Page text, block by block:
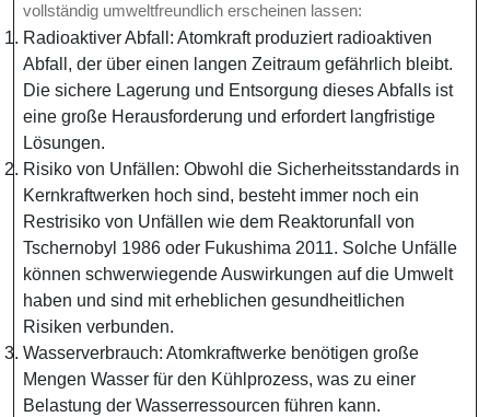
vollständig umweltfreundlich erscheinen lassen:
Radioaktiver Abfall: Atomkraft produziert radioaktiven
Abfall, der über einen langen Zeitraum gefährlich bleibt.
Die sichere Lagerung und Entsorgung dieses Abfalls ist
eine große Herausforderung und erfordert langfristige
Lösungen.
Risiko von Unfällen: Obwohl die Sicherheitsstandards in
Kernkraftwerken hoch sind, besteht immer noch ein
Restrisiko von Unfällen wie dem Reaktorunfall von
Tschernobyl 1986 oder Fukushima 2011. Solche Unfälle
können schwerwiegende Auswirkungen auf die Umwelt
haben und sind mit erheblichen gesundheitlichen
Risiken verbunden.
Wasserverbrauch: Atomkraftwerke benötigen große
Mengen Wasser für den Kühlprozess, was zu einer
Belastung der Wasserressourcen führen kann.